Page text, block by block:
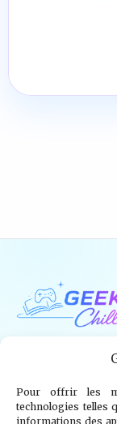
Pour offrir les
technologies telles
informations des
Jeux Vidéo